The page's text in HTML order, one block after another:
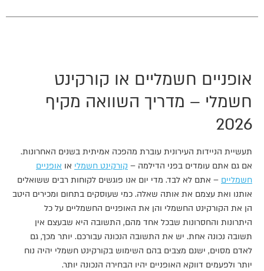
אופניים חשמליים או קורקינט
חשמלי – מדריך השוואה מקיף
2026
תעשיית הניידות העירונית עוברת מהפכה אמיתית בשנים האחרונות.
אם גם אתם עומדים בפני הדילמה – קורקינט חשמלי או אופניים
חשמליים – אתם לא לבד. מדי יום אנו פוגשים לקוחות רבים ששואלים
אותנו ואת עצמם את אותה שאלה. כמי שעוסקים בתחום ומכירים היטב
הן את הקורקינט החשמלי והן את האופניים החשמליים על כל
היתרונות והחסרונות שבכל אחד מהם, התשובה היא שבעצם אין
תשובה נכונה אחת. יש את התשובה הנכונה עבורכם. יותר מכך, גם
לאדם מסוים, ישנם מצבים בהם השימוש בקורקינט חשמלי יהיה נוח
יותר ולפעמים דווקא האופניים יהיו הבחירה הנכונה יותר.